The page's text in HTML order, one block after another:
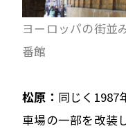
ヨーロッパの街並
番館
松原： 同じく1987
車場の一部を改装